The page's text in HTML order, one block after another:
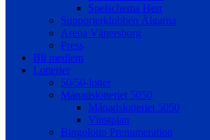
Spelschema Herr
Supporterklubben Älgarna
Arena Vänersborg
Press
Bli medlem
Lotterier
50/50-lotter
Månadslotteriet 5050
Månadslotteriet 5050
Vinstplan
Bingolotto Prenumeration